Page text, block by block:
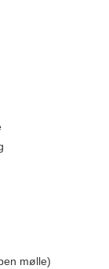
mølle)